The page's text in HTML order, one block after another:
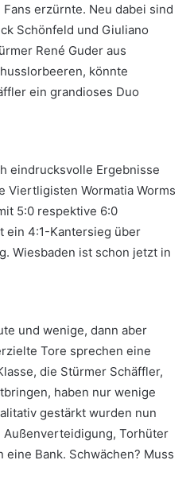
erzürnte. Neu dabei sind
Schönfeld und Giuliano
René Guder aus
könnte
ein grandioses Duo
eindrucksvolle Ergebnisse
Viertligisten Wormatia Worms
5:0 respektive 6:0
ein 4:1-Kantersieg über
Wiesbaden ist schon jetzt in
und wenige, dann aber
Tore sprechen eine
die Stürmer Schäffler,
haben nur wenige
gestärkt wurden nun
Torhüter
Bank. Schwächen? Muss